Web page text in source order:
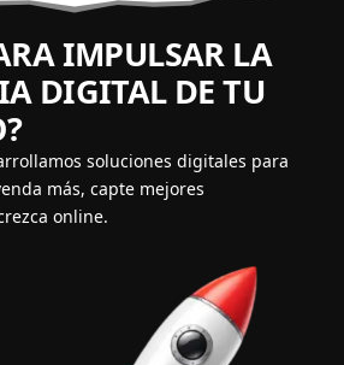
IMPULSAR LA
DIGITAL DE TU
soluciones digitales para
más, capte mejores
online.